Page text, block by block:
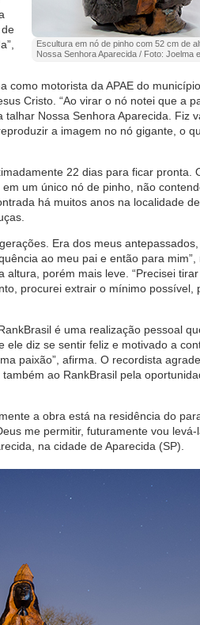
Escultura em nó de pinho com 52 cm de
Nossa Senhora Aparecida / Foto: Joelma
como motorista da APAE do
Cristo. “Ao virar o nó notei que a
Nossa Senhora Aparecida. Fiz
a imagem no nó gigante, o
22 dias para ficar pronta.
um único nó de pinho, não
há muitos anos na localidade
Era dos meus
ao meu pai e então para mim”,
porém mais leve. “Precisei
procurei extrair o mínimo possível,
é uma realização pessoal
ele diz se sentir feliz e motivado a
paixão”, afirma. O recordista
ao RankBrasil pela
a obra está na residência do
me permitir, futuramente vou
na cidade de Aparecida (SP).